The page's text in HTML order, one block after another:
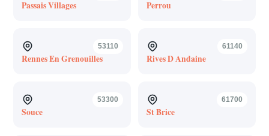
Passais Villages Perrou
53110
Rennes En Grenouilles
61140
Rives D Andaine
53300
Souce
61700
St Brice